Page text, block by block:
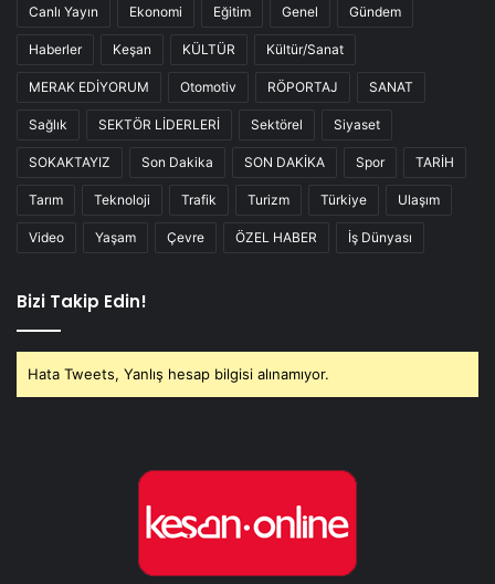
Canlı Yayın Ekonomi Eğitim Genel Gündem
Haberler Keşan KÜLTÜR Kültür/Sanat
MERAK EDİYORUM Otomotiv RÖPORTAJ SANAT
Sağlık SEKTÖR LİDERLERİ Sektörel Siyaset
SOKAKTAYIZ Son Dakika SON DAKİKA Spor TARİH
Tarım Teknoloji Trafik Turizm Türkiye Ulaşım
Video Yaşam Çevre ÖZEL HABER İş Dünyası
Bizi Takip Edin!
Hata Tweets, Yanlış hesap bilgisi alınamıyor.